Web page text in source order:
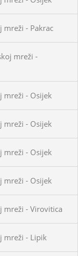
- Pakrac
mreži -
mreži - Osijek
mreži - Osijek
mreži - Osijek
mreži - Osijek
mreži - Virovitica
mreži - Lipik